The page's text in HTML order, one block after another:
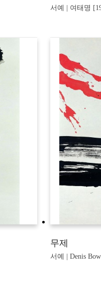
서예 | 여태명
무제
서예 | Denis